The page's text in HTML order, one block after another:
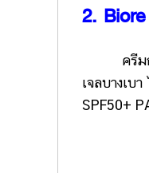
2.
ครีมกันแ
เจลบางเบ
SPF50+